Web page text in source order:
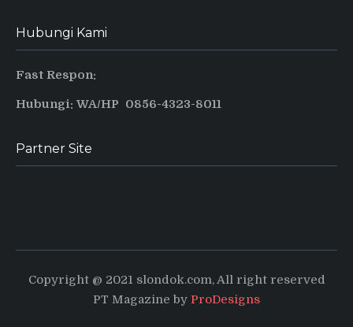
Hubungi Kami
Fast Respon:
Hubungi: WA/HP 0856-4323-8011
Partner Site
Copyright @ 2021 slondok.com, All right reserved
PT Magazine by ProDesigns